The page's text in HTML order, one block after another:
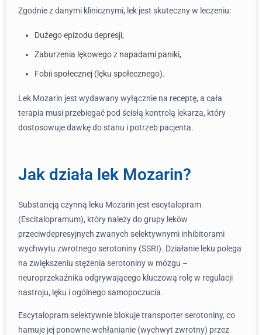
Zgodnie z danymi klinicznymi, lek jest skuteczny w leczeniu:
Dużego epizodu depresji,
Zaburzenia lękowego z napadami paniki,
Fobii społecznej (lęku społecznego).
Lek Mozarin jest wydawany wyłącznie na receptę, a cała
terapia musi przebiegać pod ścisłą kontrolą lekarza, który
dostosowuje dawkę do stanu i potrzeb pacjenta.
Jak działa lek Mozarin?
Substancją czynną leku Mozarin jest escytalopram
(Escitalopramum), który należy do grupy leków
przeciwdepresyjnych zwanych selektywnymi inhibitorami
wychwytu zwrotnego serotoniny (SSRI). Działanie leku polega
na zwiększeniu stężenia serotoniny w mózgu –
neuroprzekaźnika odgrywającego kluczową rolę w regulacji
nastroju, lęku i ogólnego samopoczucia.
Escytalopram selektywnie blokuje transporter serotoniny, co
hamuje jej ponowne wchłanianie (wychwyt zwrotny) przez